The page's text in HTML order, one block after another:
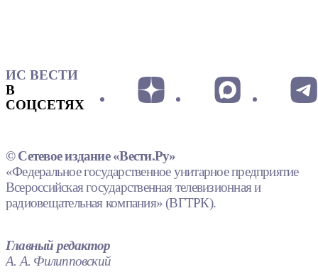
ИС ВЕСТИ
В
СОЦСЕТЯХ
© Сетевое издание «Вести.Ру»
«Федеральное государственное унитарное предприятие
Всероссийская государственная телевизионная и
радиовещательная компания» (ВГТРК).
Главный редактор
А. А. Филипповский